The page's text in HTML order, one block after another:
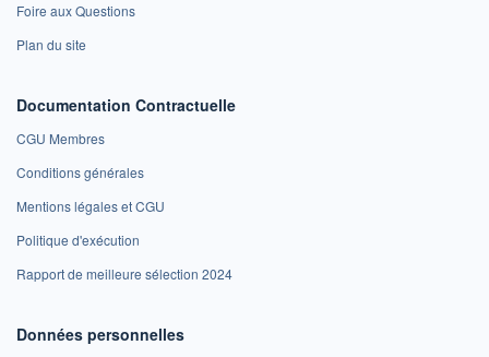
Foire aux Questions
Plan du site
Documentation Contractuelle
CGU Membres
Conditions générales
Mentions légales et CGU
Politique d'exécution
Rapport de meilleure sélection 2024
Données personnelles